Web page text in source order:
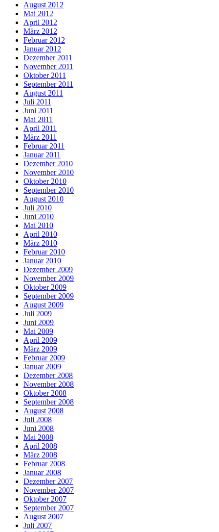
August 2012
Mai 2012
April 2012
März 2012
Februar 2012
Januar 2012
Dezember 2011
November 2011
Oktober 2011
September 2011
August 2011
Juli 2011
Juni 2011
Mai 2011
April 2011
März 2011
Februar 2011
Januar 2011
Dezember 2010
November 2010
Oktober 2010
September 2010
August 2010
Juli 2010
Juni 2010
Mai 2010
April 2010
März 2010
Februar 2010
Januar 2010
Dezember 2009
November 2009
Oktober 2009
September 2009
August 2009
Juli 2009
Juni 2009
Mai 2009
April 2009
März 2009
Februar 2009
Januar 2009
Dezember 2008
November 2008
Oktober 2008
September 2008
August 2008
Juli 2008
Juni 2008
Mai 2008
April 2008
März 2008
Februar 2008
Januar 2008
Dezember 2007
November 2007
Oktober 2007
September 2007
August 2007
Juli 2007